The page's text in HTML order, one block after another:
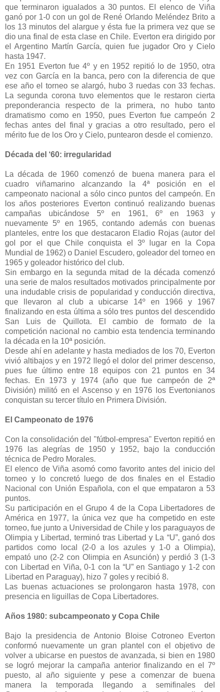
que terminaron igualados a 30 puntos. El elenco de Viña
ganó por 1-0 con un gol de René Orlando Meléndez Brito a
los 13 minutos del alargue y ésta fue la primera vez que se
dio una final de esta clase en Chile. Everton era dirigido por
el Argentino Martín García, quien fue jugador Oro y Cielo
hasta 1947.
En 1951 Everton fue 4º y en 1952 repitió lo de 1950, otra
vez con García en la banca, pero con la diferencia de que
ese año el torneo se alargó, hubo 3 ruedas con 33 fechas.
La segunda corona tuvo elementos que le restaron cierta
preponderancia respecto de la primera, no hubo tanto
dramatismo como en 1950, pues Everton fue campeón 2
fechas antes del final y gracias a otro resultado, pero el
mérito fue de los Oro y Cielo, puntearon desde el comienzo.
Década del ‘60: irregularidad
La década de 1960 comenzó de buena manera para el
cuadro viñamarino alcanzando la 4ª posición en el
campeonato nacional a sólo cinco puntos del campeón. En
los años posteriores Everton continuó realizando buenas
campañas ubicándose 5º en 1961, 6º en 1963 y
nuevamente 5º en 1965, contando además con buenas
planteles, entre los que destacaron Eladio Rojas (autor del
gol por el que Chile conquista el 3º lugar en la Copa
Mundial de 1962) o Daniel Escudero, goleador del torneo en
1965 y goleador histórico del club.
Sin embargo en la segunda mitad de la década comenzó
una serie de malos resultados motivados principalmente por
una indudable crisis de popularidad y conducción directiva,
que llevaron al club a ubicarse 14º en 1966 y 1967
finalizando en esta última a sólo tres puntos del descendido
San Luis de Quillota. El cambio de formato de la
competición nacional no cambio esta tendencia terminando
la década en la 10ª posición.
Desde ahí en adelante y hasta mediados de los 70, Everton
vivió altibajos y en 1972 llegó el dolor del primer descenso,
pues fue último entre 18 equipos con 21 puntos en 34
fechas. En 1973 y 1974 (año que fue campeón de 2ª
División) militó en el Ascenso y en 1976 los Evertonianos
conquistan su tercer título en Primera División.
El Campeonato de 1976
Con la consolidación del "fútbol-empresa" Everton repitió en
1976 las alegrías de 1950 y 1952, bajo la conducción
técnica de Pedro Morales.
El elenco de Viña asomó como favorito antes del inicio del
torneo y lo concretó luego de dos finales en el Estadio
Nacional con Unión Española, con el que empataron a 53
puntos.
Su participación en el Grupo 4 de la Copa Libertadores de
América en 1977, la única vez que ha competido en este
torneo, fue junto a Universidad de Chile y los paraguayos de
Olimpia y Libertad, terminó tras Libertad y La “U”, ganó dos
partidos como local (2-0 a los azules y 1-0 a Olimpia),
empató uno (2-2 con Olimpia en Asunción) y perdió 3 (1-3
con Libertad en Viña, 0-1 con la “U” en Santiago y 1-2 con
Libertad en Paraguay), hizo 7 goles y recibió 8.
Las buenas actuaciones se prolongaron hasta 1978, con
presencia en liguillas de Copa Libertadores.
Años 1980: subcampeonato y Copa Chile
Bajo la presidencia de Antonio Bloise Cotroneo Everton
conformó nuevamente un gran plantel con el objetivo de
volver a ubicarse en puestos de avanzada, si bien en 1980
se logró mejorar la campaña anterior finalizando en el 7º
puesto, al año siguiente y pese a comenzar de buena
manera la temporada llegando a semifinales del